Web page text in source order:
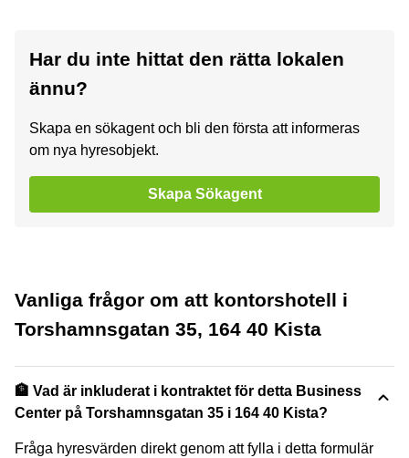
Har du inte hittat den rätta lokalen
ännu?
Skapa en sökagent och bli den första att informeras
om nya hyresobjekt.
Skapa Sökagent
Vanliga frågor om att kontorshotell i
Torshamnsgatan 35, 164 40 Kista
🏦 Vad är inkluderat i kontraktet för detta Business
Center på Torshamnsgatan 35 i 164 40 Kista?
Fråga hyresvärden direkt genom att fylla i detta formulär